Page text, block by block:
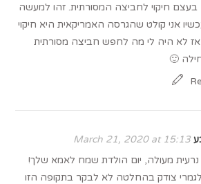
בעצם חיקוי לחביצה המסורתית. זהו למעשה
עכשיו אני קולט שהגרסה האמריקאית היא חיקוי
אז לא היה לי מה לחפש חביצה מסורתית
🙂
March 21, 2020 at 15:13
נרעית מעולה, יום הולדת שמח לאמא שלך!
צודק בהחלטה לא לבקר בתקופה הזו